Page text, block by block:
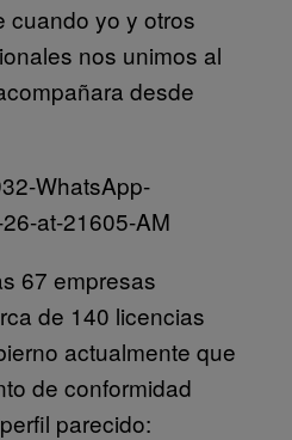
cuando yo y otros
nos unimos al
desde
67 empresas
de 140 licencias
actualmente que
de conformidad
parecido: